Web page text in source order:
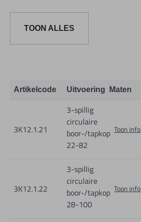
TOON ALLES
Artikelcode Uitvoering Maten
3K12.1.21
3-spillig
circulaire
boor-/tapkop
22-82
Toon info
3K12.1.22
3-spillig
circulaire
boor-/tapkop
28-100
Toon info